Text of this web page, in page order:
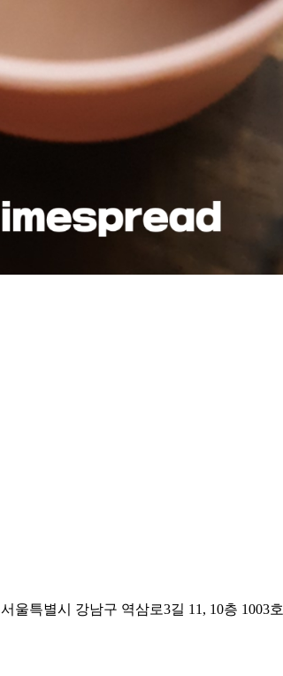
서울특별시 강남구 역삼로3길 11, 10층 1003호